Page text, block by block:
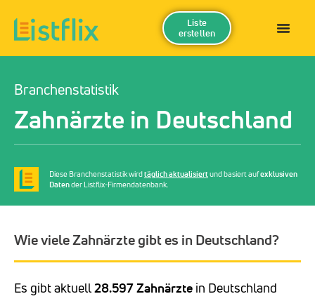
Liste
erstellen
Branchenstatistik
Zahnärzte in Deutschland
Diese Branchenstatistik wirdtäglich aktualisiertund basiert aufexklusiven
Datender Listflix-Firmendatenbank.
Wie viele Zahnärzte gibt es in Deutschland?
Es gibt aktuell28.597 Zahnärzte in Deutschland